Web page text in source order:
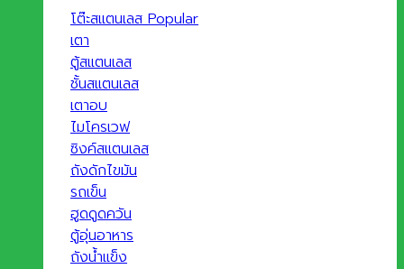
โต๊ะสแตนเลส
เตา
ตู้สแตนเลส
ชั้นสแตนเลส
เตาอบ
ไมโครเวฟ
ซิงค์สแตนเลส
ถังดักไขมัน
รถเข็น
ฮูดดูดควัน
ตู้อุ่นอาหาร
ถังน้ำแข็ง